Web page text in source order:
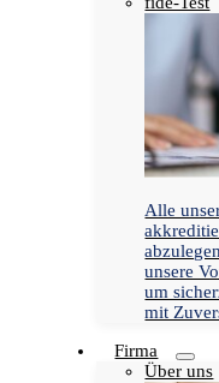
Alle
unsere
um
mit
Firma
Über uns